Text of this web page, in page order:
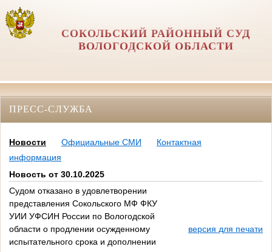
СОКОЛЬСКИЙ РАЙОННЫЙ СУД
ВОЛОГОДСКОЙ ОБЛАСТИ
ПРЕСС-СЛУЖБА
Новости Официальные СМИ
Контактная
информация
Новость от 30.10.2025
Судом отказано в удовлетворении
представления Сокольского МФ ФКУ
УИИ УФСИН России по Вологодской
области о продлении осужденному
испытательного срока и дополнении
версия для печати